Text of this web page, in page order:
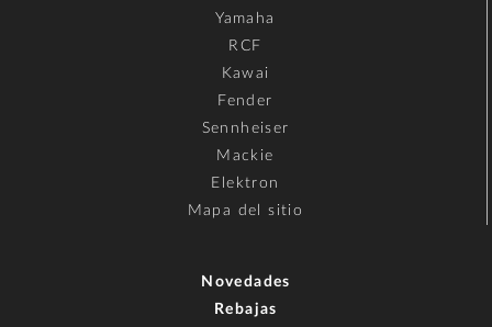
Yamaha
RCF
Kawai
Fender
Sennheiser
Mackie
Elektron
Mapa del sitio
Novedades
Rebajas